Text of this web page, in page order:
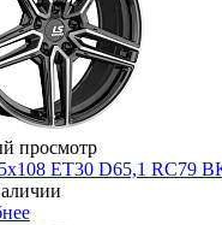
просмотр
ET30 D65,1 RC79